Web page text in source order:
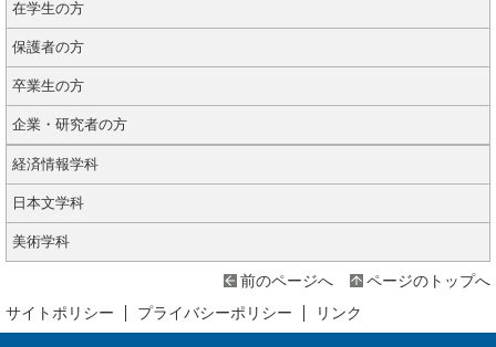
在学生の方
保護者の方
卒業生の方
企業・研究者の方
経済情報学科
日本文学科
美術学科
ページのトップへ
前のページへ
サイトポリシー
プライバシーポリシー リンク